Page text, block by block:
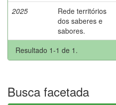
2025
Rede territórios
dos saberes e
sabores.
Resultado 1-1 de 1.
Busca facetada